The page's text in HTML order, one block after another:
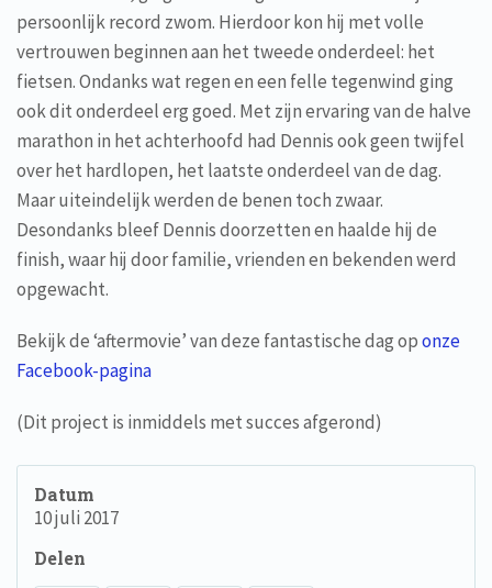
persoonlijk record zwom. Hierdoor kon hij met volle
vertrouwen beginnen aan het tweede onderdeel: het
fietsen. Ondanks wat regen en een felle tegenwind ging
ook dit onderdeel erg goed. Met zijn ervaring van de halve
marathon in het achterhoofd had Dennis ook geen twijfel
over het hardlopen, het laatste onderdeel van de dag.
Maar uiteindelijk werden de benen toch zwaar.
Desondanks bleef Dennis doorzetten en haalde hij de
finish, waar hij door familie, vrienden en bekenden werd
opgewacht.
Bekijk de ‘aftermovie’ van deze fantastische dag oponze
Facebook-pagina
(Dit project is inmiddels met succes afgerond)
Datum
10 juli 2017
Delen